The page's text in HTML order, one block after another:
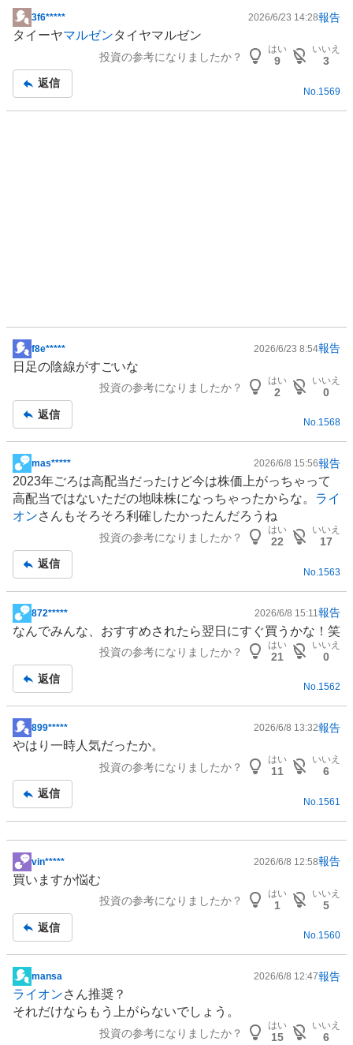
掲
示
事
3f6***** 2026/6/23 14:28報告
タイーヤマルゼンタイヤマルゼン
投資の参考になりましたか？
はい
9
いいえ
3
返信
No. 1569
掲
示
事
f8e***** 2026/6/23 8:54報告
日足の陰線がすごいな
投資の参考になりましたか？
はい
2
いいえ
0
返信
No.1568
掲
示
板
記
mas***** 2026/6/8 15:56報告
2023年ごろは高配当だったけど今は株価上がっちゃって
高配当ではないただの地味株になっちゃったからな。 ライ
オンさんもそろそろ利確したかったんだろうね
投資の参考になりましたか？
はい
22
いいえ
17
返信
No. 1563
掲
示
事
872***** 2026/6/8 15:11 報告
なんでみんな、おすすめされたら翌日にすぐ買うかな！笑
投資の参考になりましたか？
はい
21
いいえ
0
返信
No.1562
掲
示
事
899***** 2026/6/8 13:32報告
やはり一時人気だったか。
投資の参考になりましたか？
はい
11
いいえ
6
返信
No. 1561
掲
示
事
vin***** 2026/6/8 12:58報告
買いますか悩む
投資の参考になりましたか？
はい
1
いいえ
5
返信
No.1560
掲
示
板
mansa 2026/6/8 12:47報告
ライオンさん推奨？
それだけならもう上がらないでしょう。
投資の参考になりましたか？
はい
15
いいえ
6